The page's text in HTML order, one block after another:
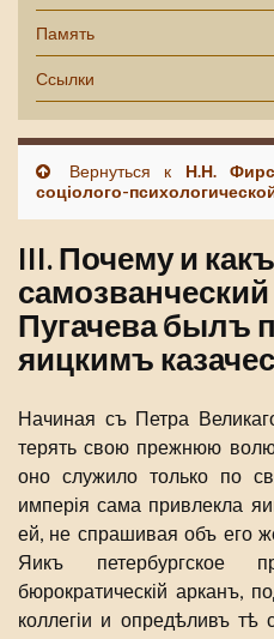
Память
Ссылки
Вернуться к Н.Н.
соціолого-
III. Почему и какъ
Пугачева былъ
яицкимъ
Начиная съ Петра
терять свою прежнюю
оно служило только по
имперія сама привлекла
ей, не спрашивая объ его
Яикъ петербургское
бюрократическій арканъ,
коллегіи и опредѣливъ